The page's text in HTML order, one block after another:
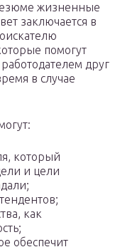
жизненные
заключается в
помогут
друг
в случае
который
и цели
как
обеспечит